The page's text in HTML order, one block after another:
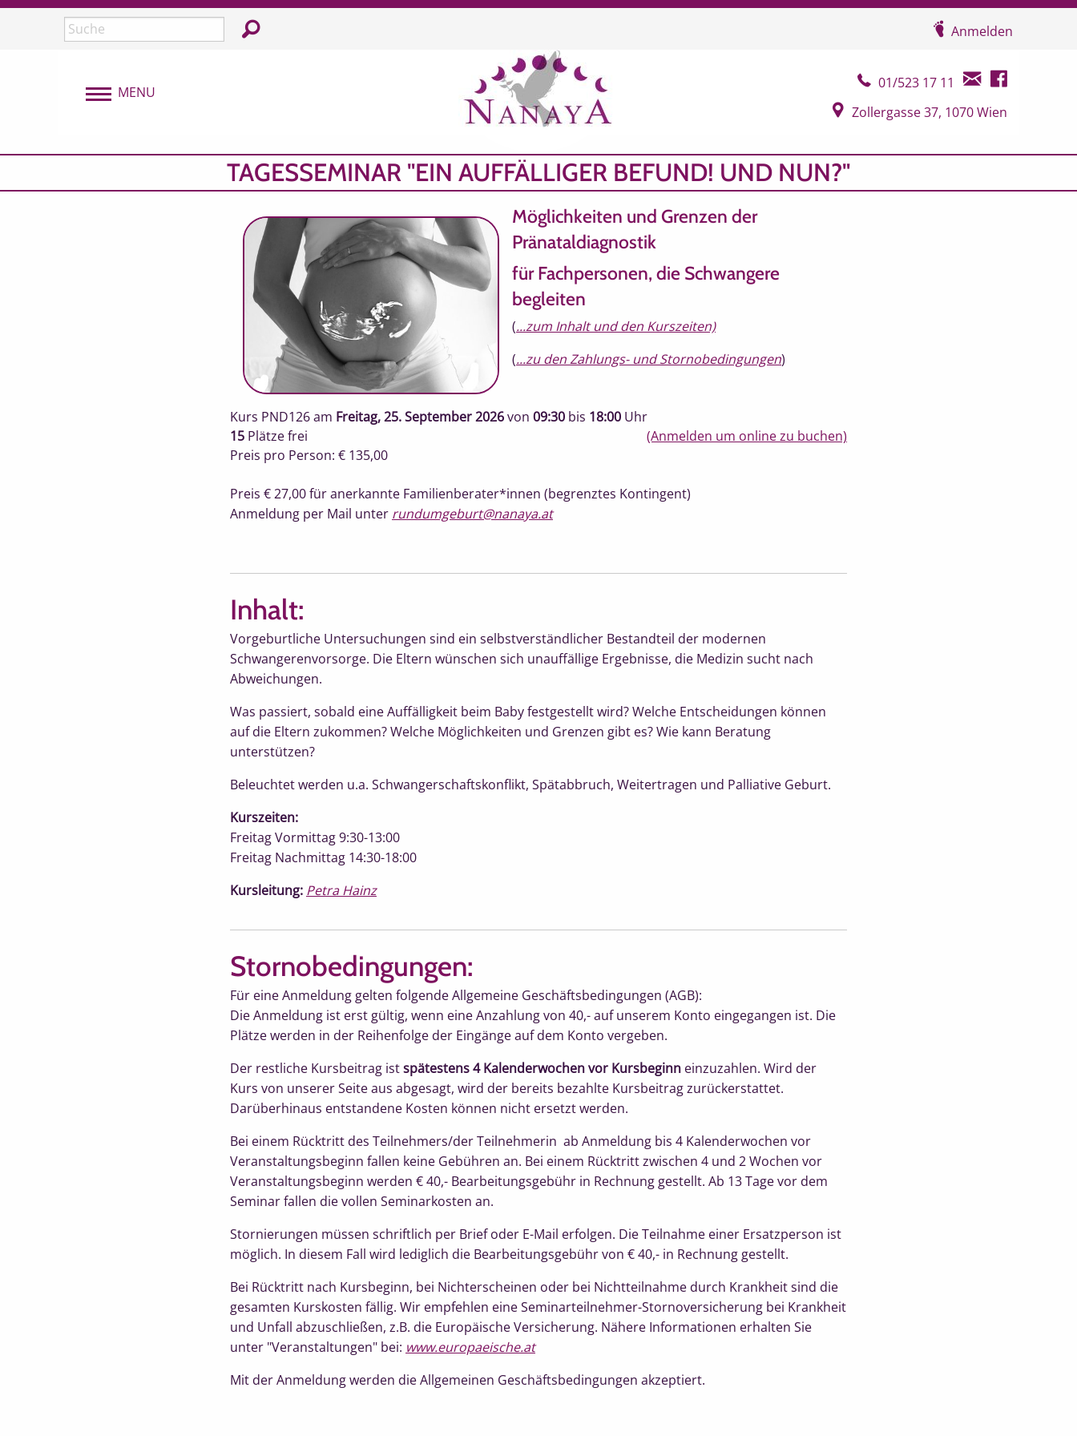
Überspringen und zum Inhalt
Seite durchsuchen:
In der Webseite suchen Anmelden
MENU MENU
Telefonkontakt
01/523 17 11
E-Mail Kontakt
Facebook
Google Map
Zollergasse 37, 1070 Wien
TAGESSEMINAR "EIN AUFFÄLLIGER BEFUND! UND NUN?"
Möglichkeiten und Grenzen der
Pränataldiagnostik
für Fachpersonen, die Schwangere
begleiten
(...zum Inhalt und den Kurszeiten)
(...zu den Zahlungs- und Stornobedingungen)
Kurs PND126am Freitag, 25. September 2026von 09:30 bis 18:00 Uhr
15 Plätze frei
(Anmelden um online zu buchen)
Preis pro Person: € 135,00
Preis € 27,00 für anerkannte Familienberater*innen (begrenztes Kontingent)
Anmeldung per Mail unter rundumgeburt@nanaya.at
Inhalt:
Vorgeburtliche Untersuchungen sind ein selbstverständlicher Bestandteil der modernen
Schwangerenvorsorge. Die Eltern wünschen sich unauffällige Ergebnisse, die Medizin sucht nach
Abweichungen.
Was passiert, sobald eine Auffälligkeit beim Baby festgestellt wird? Welche Entscheidungen können
auf die Eltern zukommen? Welche Möglichkeiten und Grenzen gibt es? Wie kann Beratung
unterstützen?
Beleuchtet werden u.a. Schwangerschaftskonflikt, Spätabbruch, Weitertragen und Palliative Geburt.
Kurszeiten:
Freitag Vormittag 9:30-13:00
Freitag Nachmittag 14:30-18:00
Kursleitung: Petra Hainz
Stornobedingungen:
Für eine Anmeldung gelten folgende Allgemeine Geschäftsbedingungen (AGB):
Die Anmeldung ist erst gültig, wenn eine Anzahlung von 40,- auf unserem Konto eingegangen ist. Die
Plätze werden in der Reihenfolge der Eingänge auf dem Konto vergeben.
Der restliche Kursbeitrag istspätestens 4 Kalenderwochen vor Kursbeginn einzuzahlen. Wird der
Kurs von unserer Seite aus abgesagt, wird der bereits bezahlte Kursbeitrag zurückerstattet.
Darüberhinaus entstandene Kosten können nicht ersetzt werden.
Bei einem Rücktritt des Teilnehmers/der Teilnehmerin ab Anmeldung bis 4 Kalenderwochen vor
Veranstaltungsbeginn fallen keine Gebühren an. Bei einem Rücktritt zwischen 4 und 2 Wochen vor
Veranstaltungsbeginn werden € 40,- Bearbeitungsgebühr in Rechnung gestellt. Ab 13 Tage vor dem
Seminar fallen die vollen Seminarkosten an.
Stornierungen müssen schriftlich per Brief oder E-Mail erfolgen. Die Teilnahme einer Ersatzperson ist
möglich. In diesem Fall wird lediglich die Bearbeitungsgebühr von € 40,- in Rechnung gestellt.
Bei Rücktritt nach Kursbeginn, bei Nichterscheinen oder bei Nichtteilnahme durch Krankheit sind die
gesamten Kurskosten fällig. Wir empfehlen eine Seminarteilnehmer-Stornoversicherung bei Krankheit
und Unfall abzuschließen, z.B. die Europäische Versicherung. Nähere Informationen erhalten Sie
unter "Veranstaltungen" bei: www.europaeische.at
Mit der Anmeldung werden die Allgemeinen Geschäftsbedingungen akzeptiert.